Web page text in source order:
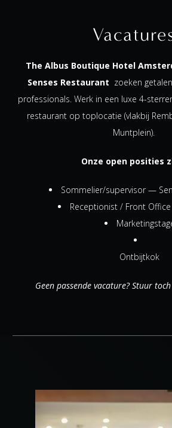
The Albus Boutique Hotel
Senses Restaurant zoeken
professionals. Werk in een luxe 4-
restaurant op toplocatie (vlakbij
Muntplein).
Onze open posities
Sommelier/supervisor —
Receptionist / Front
Ontbijtkok
Geen passende vacature? Stuur